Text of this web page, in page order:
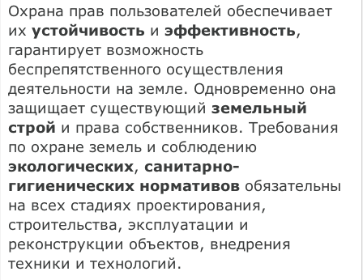
Охрана прав пользователей обеспечивает
их устойчивость и эффективность,
гарантирует возможность
беспрепятственного осуществления
деятельности на земле. Одновременно она
защищает существующий земельный
строй и права собственников. Требования
по охране земель и соблюдению
экологических, санитарно-
гигиенических нормативов обязательны
на всех стадиях проектирования,
строительства, эксплуатации и
реконструкции объектов, внедрения
техники и технологий.